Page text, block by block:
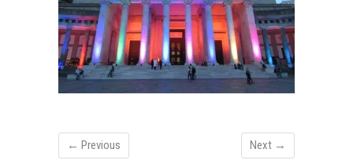
← Previous Next →